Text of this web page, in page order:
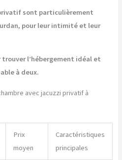
sont particulièrement
pour leur intimité et leur
l’hébergement idéal et
à deux.
avec jacuzzi privatif à
Prix
moyen
Caractéristiques
principales